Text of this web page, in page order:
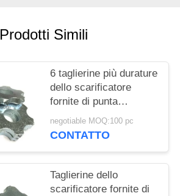
Prodotti Simili
6 taglierine più durature
dello scarificatore
fornite di punta
taglierine del carburo di
tungsteno della stella
superficie
negotiable MOQ:100 pc
CONTATTO
Taglierine dello
scarificatore fornite di